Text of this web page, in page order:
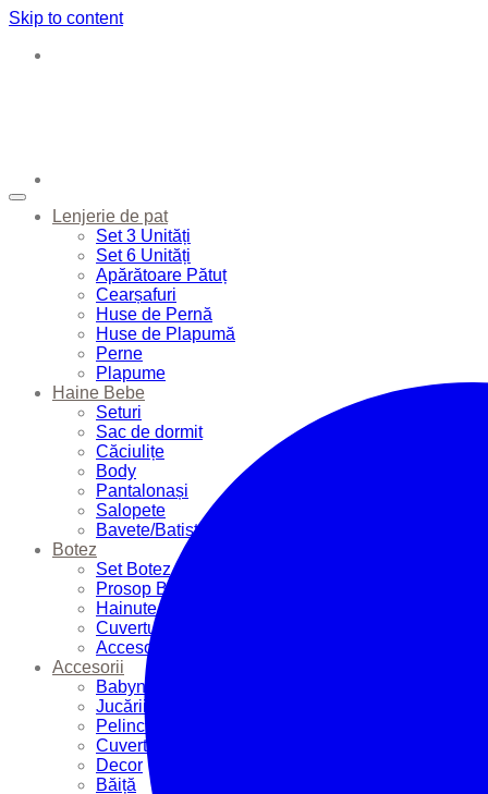
Skip to content
Lenjerie de pat
Set 3 Unități
Set 6 Unități
Apărătoare Pătuț
Cearșafuri
Huse de Pernă
Huse de Plapumă
Perne
Plapume
Haine Bebe
Seturi
Sac de dormit
Căciulițe
Body
Pantalonași
Salopete
Bavete/Batiste
Botez
Set Botez
Prosop Botez
Hainute Botez
Cuverturi Botez
Accesorii Botez
Accesorii
Babynest
Jucării
Pelinci
Cuverturi
Decor
Băiță